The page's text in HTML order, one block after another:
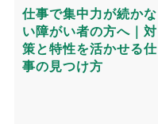
仕事で集中力が続かな
い障がい者の方へ｜対
策と特性を活かせる仕
事の見つけ方